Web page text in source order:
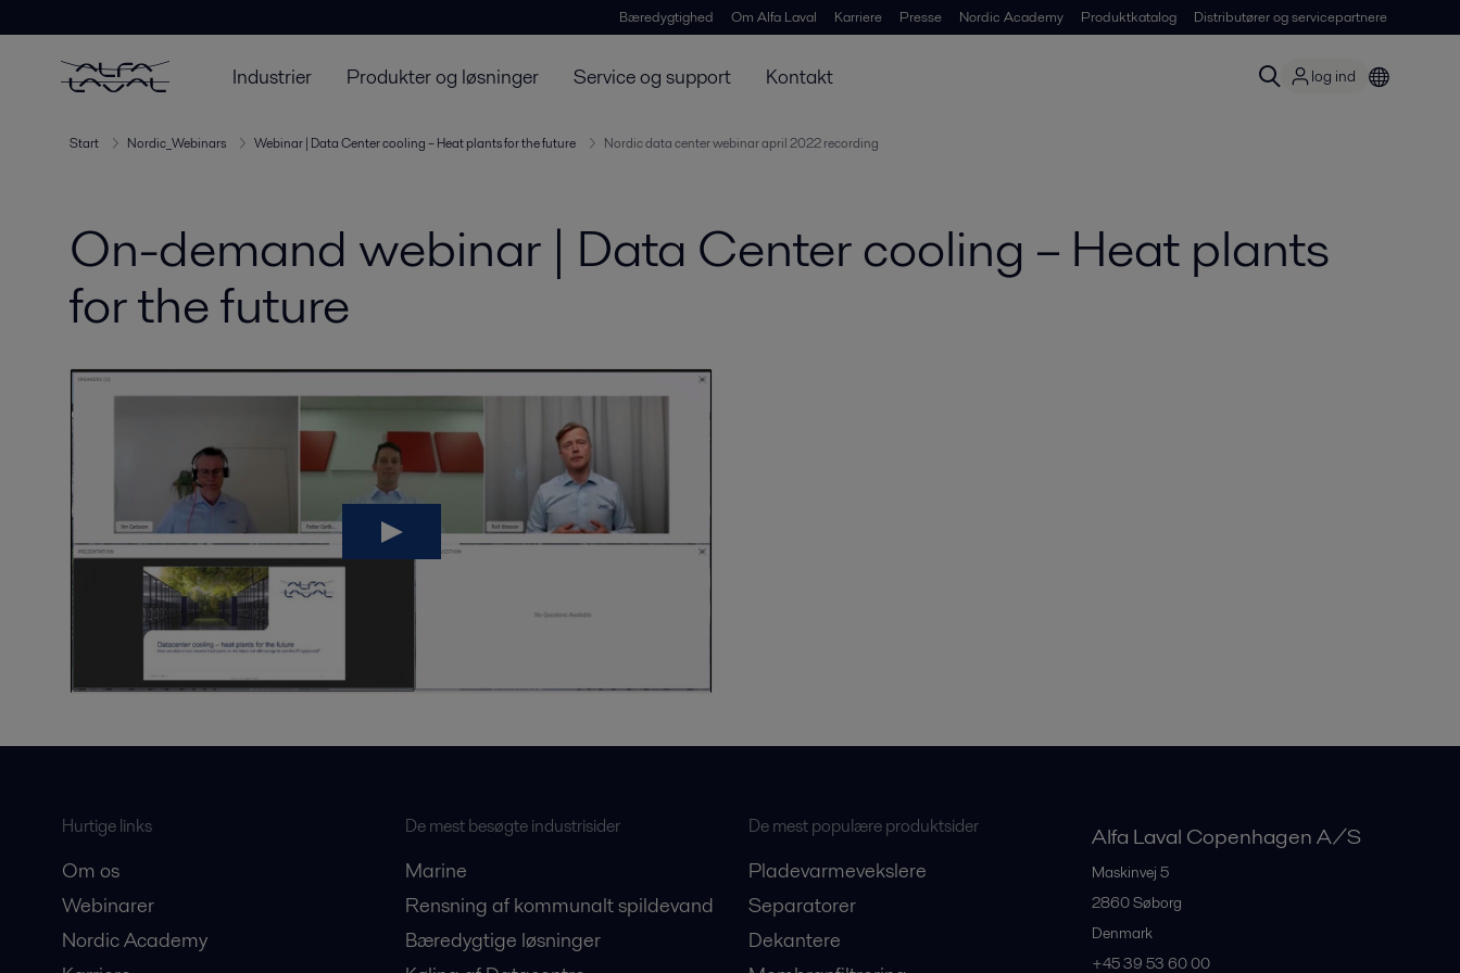
Bæredygtighed Om Alfa Laval Karriere Presse Nordic Academy Produktkatalog Distributører og servicepartnere
Industrier Produkter og løsninger Service og support Kontakt log ind
Start Nordic_Webinars Webinar | Data Center cooling – Heat plants for the future Nordic data center webinar april 2022 recording
On-demand webinar | Data Center cooling – Heat plants
for the future
Hurtige links
Om os
Webinarer
Nordic Academy
De mest besøgte industrisider
Marine
Rensning af kommunalt spildevand
Bæredygtige løsninger
De mest populære produktsider
Pladevarmevekslere
Separatorer
Dekantere
Alfa Laval Copenhagen A/S
Maskinvej 5
2860Søborg
Denmark
+45 39 53 60 00